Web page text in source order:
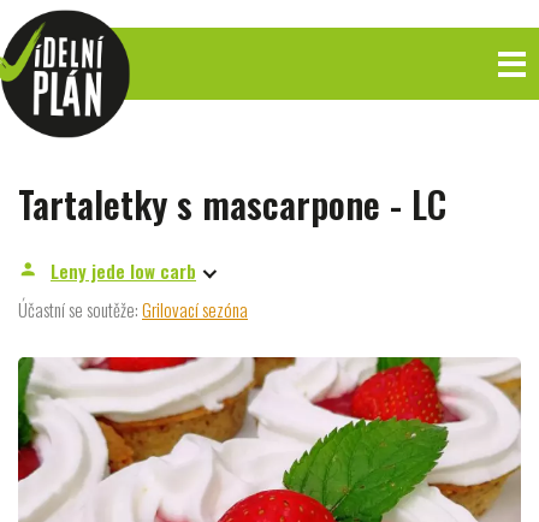
Tartaletky s mascarpone - LC
person
Leny jede low carb
Účastní se soutěže:Grilovací sezóna